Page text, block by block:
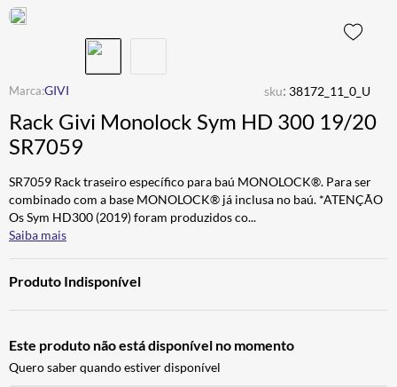
GIVI sku: 38172_11_0_U
Rack Givi Monolock Sym HD 300 19/20
SR7059
SR7059 Rack traseiro específico para baú MONOLOCK®. Para ser
combinado com a base MONOLOCK® já inclusa no baú. *ATENÇÃO
Os Sym HD300 (2019) foram produzidos co...
Saiba mais
Produto Indisponível
Este produto não está disponível no momento
Quero saber quando estiver disponível
JAQUETA
4º ÓCULOS SOLAR
5º LUVA
6º BAU
7º ALPINESTAR
8º AIROH
9º CALÇA
10º BOTAS